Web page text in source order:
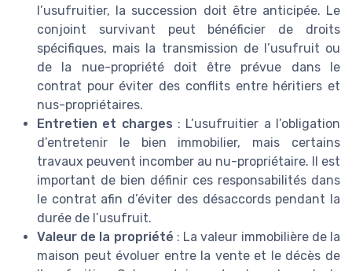
l’usufruitier, la succession doit être anticipée. Le
conjoint survivant peut bénéficier de droits
spécifiques, mais la transmission de l’usufruit ou
de la nue-propriété doit être prévue dans le
contrat pour éviter des conflits entre héritiers et
nus-propriétaires.
Entretien et charges : L’usufruitier a l’obligation
d’entretenir le bien immobilier, mais certains
travaux peuvent incomber au nu-propriétaire. Il est
important de bien définir ces responsabilités dans
le contrat afin d’éviter des désaccords pendant la
durée de l’usufruit.
Valeur de la propriété : La valeur immobilière de la
maison peut évoluer entre la vente et le décès de